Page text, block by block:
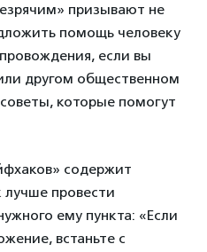
призывают не
помощь человеку
если вы
другом общественном
которые помогут
содержит
провести
ему пункта: «Если
встаньте с